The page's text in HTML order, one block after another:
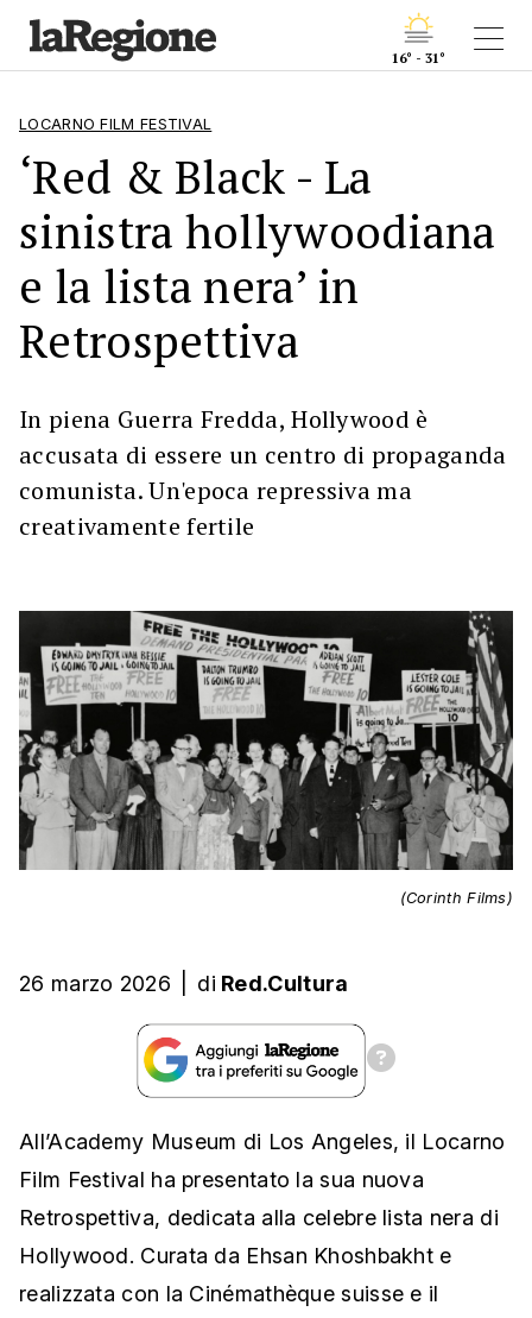
16° - 31°
LOCARNO FILM FESTIVAL
‘Red & Black - La
sinistra hollywoodiana
e la lista nera’ in
Retrospettiva
In piena Guerra Fredda, Hollywood è
accusata di essere un centro di propaganda
comunista. Un'epoca repressiva ma
creativamente fertile
(Corinth Films)
26 marzo 2026 di Red.Cultura
All’Academy Museum di Los Angeles, il Locarno
Film Festival ha presentato la sua nuova
Retrospettiva, dedicata alla celebre lista nera di
Hollywood. Curata da Ehsan Khoshbakht e
realizzata con la Cinémathèque suisse e il